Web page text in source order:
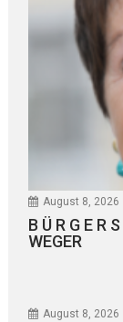
August 8, 2026
B Ü R G E R
WEGER
August 8, 2026